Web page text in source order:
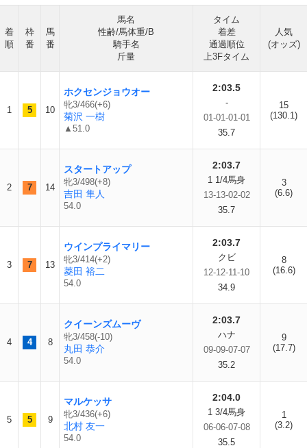
着
順
枠
番
馬
番
馬名
性齢/馬体重/B
騎手名
斤量
タイム
着差
通過順位
上3Fタイム
人気
(オッズ)
1 5 10
ホクセンジョウオー
牝3/466(+6)
菊沢 一樹
▲51.0
2:03.5
-
01-01-01-01
35.7
15
(130.1)
2 7 14
スタートアップ
牝3/498(+8)
吉田 隼人
54.0
2:03.7
1 1/4馬身
13-13-02-02
35.7
3
(6.6)
3 7 13
ウインプライマリー
牝3/414(+2)
菱田 裕二
54.0
2:03.7
クビ
12-12-11-10
34.9
8
(16.6)
4 4 8
クイーンズムーヴ
牝3/458(-10)
丸田 恭介
54.0
2:03.7
ハナ
09-09-07-07
35.2
9
(17.7)
5 5 9
マルケッサ
牝3/436(+6)
北村 友一
54.0
2:04.0
1 3/4馬身
06-06-07-08
35.5
1
(3.2)